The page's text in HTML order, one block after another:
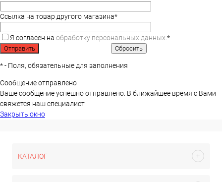
Ссылка на товар другого магазина*
Я согласен на обработку персональных данных. *
*- Поля, обязательные для заполнения
Сообщение отправлено
Ваше сообщение успешно отправлено. В ближайшее время с Вами
свяжется наш специалист
Закрыть окно
КАТАЛОГ